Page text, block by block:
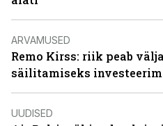
ARVAMUSED
Remo Kirss: riik peab
säilitamiseks
UUDISED